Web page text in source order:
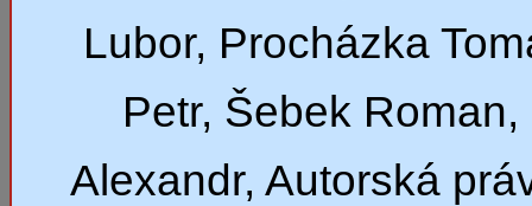
Lubor, Procházka
Petr, Šebek
Alexandr, Autorská